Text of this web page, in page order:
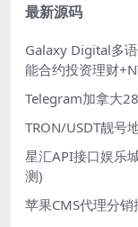
最新源码
Galaxy Digital多
能合约投资理财
Telegram加拿大
TRON/USDT靓号
星汇API接口娱乐
测)
苹果CMS代理分